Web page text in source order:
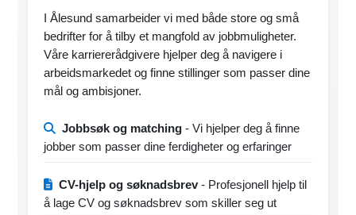
I Ålesund samarbeider vi med både store og små
bedrifter for å tilby et mangfold av jobbmuligheter.
Våre karriererådgivere hjelper deg å navigere i
arbeidsmarkedet og finne stillinger som passer dine
mål og ambisjoner.
Jobbsøk og matching - Vi hjelper deg å finne
jobber som passer dine ferdigheter og erfaringer
CV-hjelp og søknadsbrev- Profesjonell hjelp til
å lage CV og søknadsbrev som skiller seg ut